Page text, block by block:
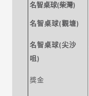
名智桌球(柴灣)
名智桌球(觀塘)
名智桌球(尖沙
咀)
獎金